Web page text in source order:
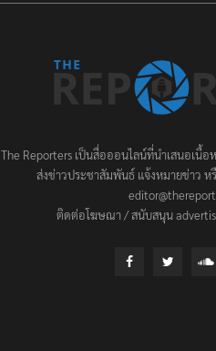
The Reporters เป็นสื่อออนไลน์ที่นำเสนอเนื้อ
ส่งข่าวประชาสัมพันธ์ แจ้งหมายข่าว
ติดต่อโฆษณา / สนับสนุน